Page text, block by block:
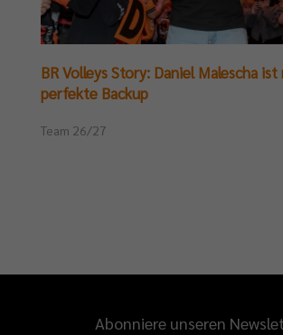
BR Volleys Story: Daniel Malescha
perfekte Backup
Team 26/27
Abonniere unseren